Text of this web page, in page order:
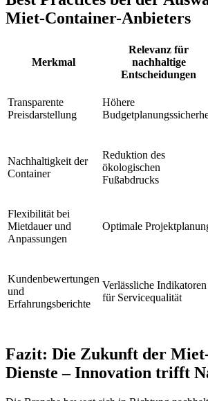
Miet-Container-Anbieters
Merkmal
Relevanz für
nachhaltige
Entscheidungen
Transparente
Preisdarstellung
Höhere
Nachhaltigkeit der
Container
Reduktion des
ökologischen
Fußabdrucks
Flexibilität bei
Mietdauer und
Anpassungen
Optimale
Kundenbewertungen
und
Erfahrungsberichte
Verlässliche Indikatoren
für Servicequalität
Fazit: Die Zukunft der
Dienste – Innovation trifft